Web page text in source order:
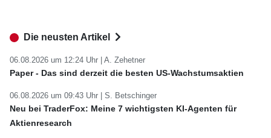
Die neusten Artikel
06.08.2026 um 12:24 Uhr | A. Zehetner
Paper - Das sind derzeit die besten US-Wachstumsaktien
06.08.2026 um 09:43 Uhr | S. Betschinger
Neu bei TraderFox: Meine 7 wichtigsten KI-Agenten für
Aktienresearch